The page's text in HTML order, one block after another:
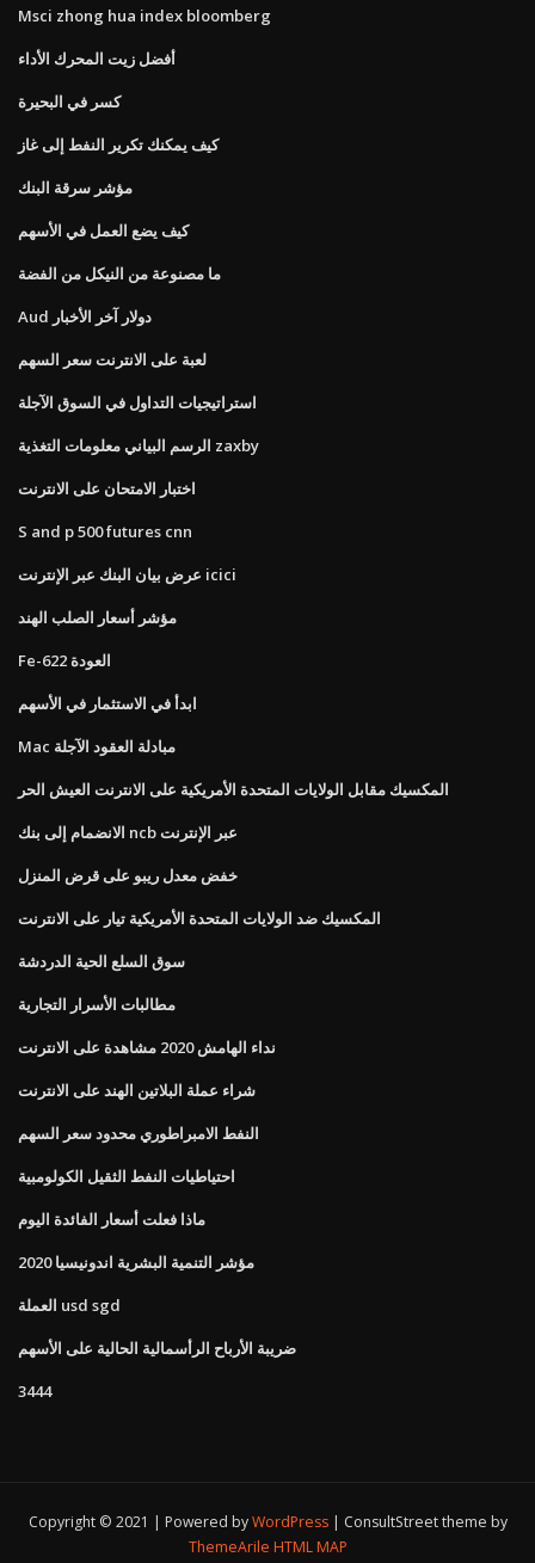
Msci zhong hua index bloomberg
أفضل زيت المحرك الأداء
كسر في البحيرة
كيف يمكنك تكرير النفط إلى غاز
مؤشر سرقة البنك
كيف يضع العمل في الأسهم
ما مصنوعة من النيكل من الفضة
Aud دولار آخر الأخبار
لعبة على الانترنت سعر السهم
استراتيجيات التداول في السوق الآجلة
الرسم البياني معلومات التغذية zaxby
اختبار الامتحان على الانترنت
S and p 500 futures cnn
عرض بيان البنك عبر الإنترنت icici
مؤشر أسعار الصلب الهند
Fe-622 العودة
ابدأ في الاستثمار في الأسهم
Mac مبادلة العقود الآجلة
المكسيك مقابل الولايات المتحدة الأمريكية على الانترنت العيش الحر
الانضمام إلى بنك ncb عبر الإنترنت
خفض معدل ريبو على قرض المنزل
المكسيك ضد الولايات المتحدة الأمريكية تيار على الانترنت
سوق السلع الحية الدردشة
مطالبات الأسرار التجارية
نداء الهامش 2020 مشاهدة على الانترنت
شراء عملة البلاتين الهند على الانترنت
النفط الامبراطوري محدود سعر السهم
احتياطيات النفط الثقيل الكولومبية
ماذا فعلت أسعار الفائدة اليوم
مؤشر التنمية البشرية اندونيسيا 2020
العملة usd sgd
ضريبة الأرباح الرأسمالية الحالية على الأسهم
3444
Copyright © 2021 | Powered byWordPress
ConsultStreet theme by
ThemeArile HTML MAP